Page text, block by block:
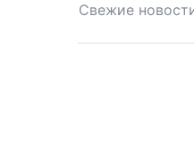
Свежие